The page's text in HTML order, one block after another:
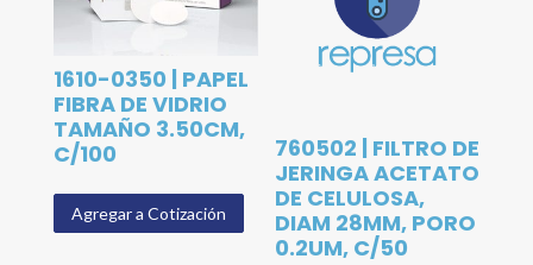
1610-0350 | PAPEL
FIBRA DE VIDRIO
TAMAÑO 3.50CM,
C/100
Agregar a Cotización
760502 | FILTRO DE
JERINGA ACETATO
DE CELULOSA,
DIAM 28MM, PORO
0.2UM, C/50